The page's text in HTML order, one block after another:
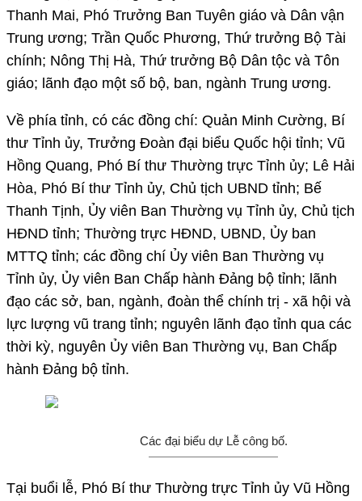
Thanh Mai, Phó Trưởng Ban Tuyên giáo và Dân vận
Trung ương; Trần Quốc Phương, Thứ trưởng Bộ Tài
chính; Nông Thị Hà, Thứ trưởng Bộ Dân tộc và Tôn
giáo; lãnh đạo một số bộ, ban, ngành Trung ương.
Về phía tỉnh, có các đồng chí: Quản Minh Cường, Bí
thư Tỉnh ủy, Trưởng Đoàn đại biểu Quốc hội tỉnh; Vũ
Hồng Quang, Phó Bí thư Thường trực Tỉnh ủy; Lê Hải
Hòa, Phó Bí thư Tỉnh ủy, Chủ tịch UBND tỉnh; Bế
Thanh Tịnh, Ủy viên Ban Thường vụ Tỉnh ủy, Chủ tịch
HĐND tỉnh; Thường trực HĐND, UBND, Ủy ban
MTTQ tỉnh; các đồng chí Ủy viên Ban Thường vụ
Tỉnh ủy, Ủy viên Ban Chấp hành Đảng bộ tỉnh; lãnh
đạo các sở, ban, ngành, đoàn thể chính trị - xã hội và
lực lượng vũ trang tỉnh; nguyên lãnh đạo tỉnh qua các
thời kỳ, nguyên Ủy viên Ban Thường vụ, Ban Chấp
hành Đảng bộ tỉnh.
Các đại biểu dự Lễ công bố.
Tại buổi lễ, Phó Bí thư Thường trực Tỉnh ủy Vũ Hồng